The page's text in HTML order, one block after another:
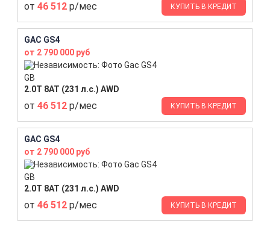
от 46 512 р/мес КУПИТЬ В КРЕДИТ
GAC GS4
от 2 790 000 руб
GB
2.0T 8AT (231 л.с.) AWD
от 46 512 р/мес КУПИТЬ В КРЕДИТ
GAC GS4
от 2 790 000 руб
GB
2.0T 8AT (231 л.с.) AWD
от 46 512 р/мес КУПИТЬ В КРЕДИТ